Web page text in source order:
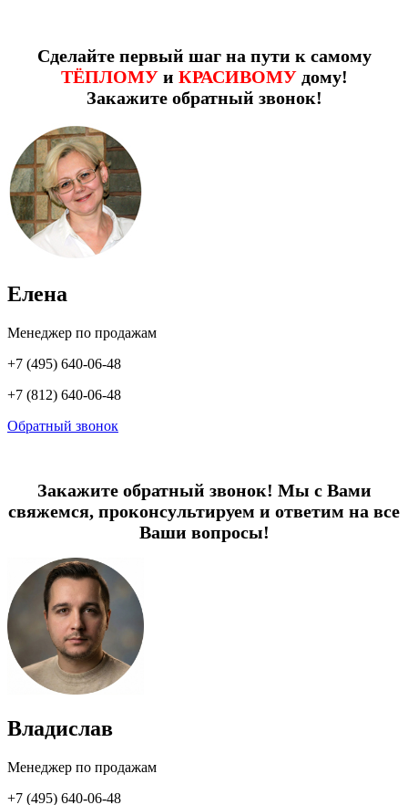
Сделайте первый шаг на пути к самому
ТЁПЛОМУи КРАСИВОМУдому!
Закажите обратный звонок!
Елена
Менеджер по продажам
+7 (495) 640-06-48
+7 (812) 640-06-48
Обратный звонок
Закажите обратный звонок! Мы с Вами
свяжемся, проконсультируем и ответим на все
Ваши вопросы!
Владислав
Менеджер по продажам
+7 (495) 640-06-48